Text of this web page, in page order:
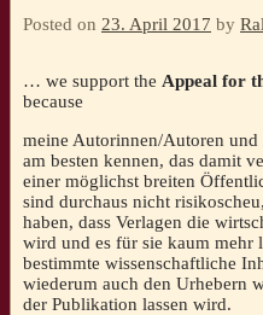
Posted on 23. April 2017 by
… we support the Appeal for
because
meine Autorinnen/Autoren und
am besten kennen, das damit
einer möglichst breiten
sind durchaus nicht
haben, dass Verlagen die
wird und es für sie kaum mehr
bestimmte wissenschaftliche
wiederum auch den Urhebern
der Publikation lassen wird.